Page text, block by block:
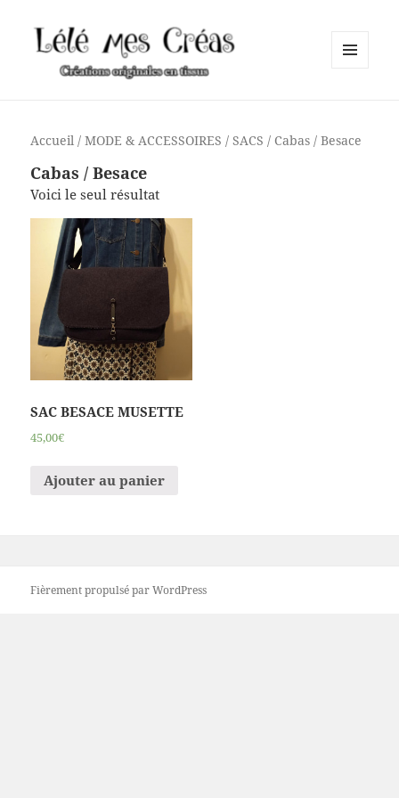
Accueil /MODE & ACCESSOIRES /SACS / Cabas / Besace
Cabas / Besace
Voici le seul résultat
SAC BESACE MUSETTE
45,00€
Ajouter au panier
Fièrement propulsé par WordPress